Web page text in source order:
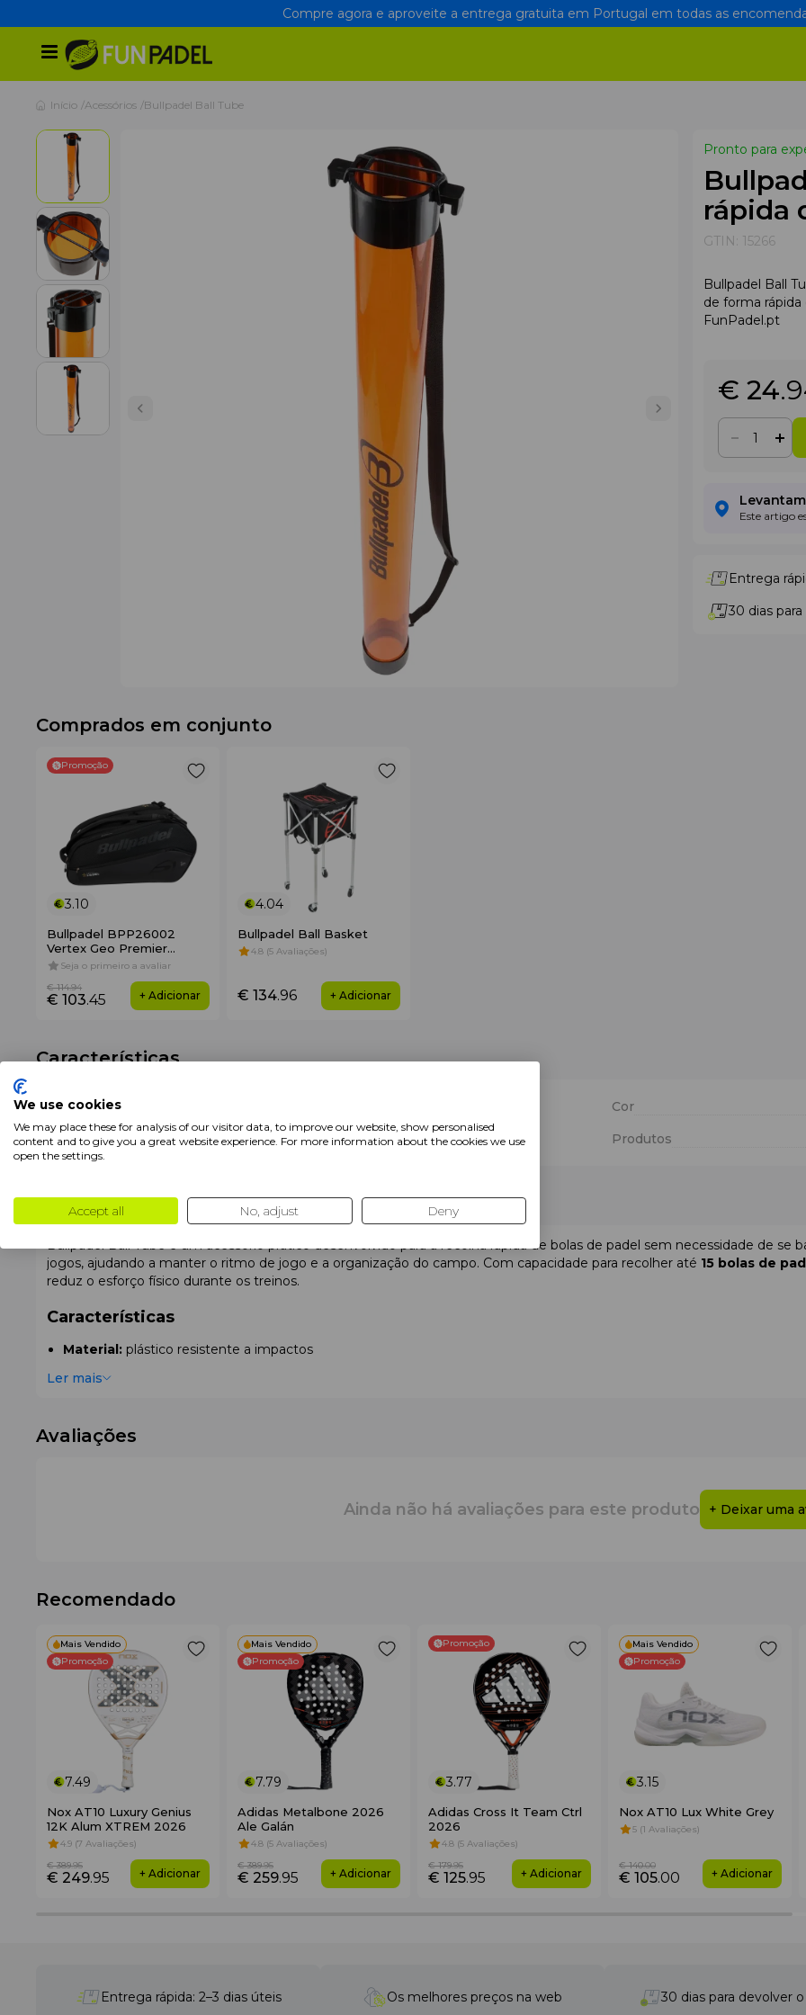
Compre agora e aproveite a entrega gratuita em Portugal em todas as
Início Acessórios Bullpadel Ball Tube
Pronto para
rápida
GTIN: 15266
Bullpadel Ball
de forma
FunPadel.pt
€ 24
Este artigo
Entrega
30 dias
Comprados em conjunto
Promoção
3.10
Bullpadel BPP26002
Vertex Geo Premier
Racket bag
Seja o primeiro a avaliar
€ 103.45
€ 114.94
+ Adicionar
4.04
Bullpadel Ball Basket
4.8 (5 Avaliações)
€ 134.96 + Adicionar
Características
Marca Cor
Formato
Vazio Produtos
Descrição
Bullpadel Ball Tube é um acessório prático desenvolvido para a recolha rápida de bolas de padel sem necessidade de se
jogos, ajudando a manter o ritmo de jogo e a organização do campo. Com capacidade para recolher até 15 bolas de
reduz o esforço físico durante os treinos.
Características
Material: plástico resistente a impactos
Textura:
Compatibilidade:
Capacidade:
Por que escolher o Bullpadel Ball Tube
Ler mais
Avaliações
Ainda não há avaliações para este produto + Deixar uma
Recomendado
Mais Vendido
Promoção
7.49
Nox AT10 Luxury Genius
12K Alum XTREM 2026
4.9 (7 Avaliações)
€ 249.95
€ 389.95
+ Adicionar
Mais Vendido
Promoção
7.79
Adidas Metalbone 2026
Ale Galán
4.8 (5 Avaliações)
€ 259.95
€ 389.95
+ Adicionar
Promoção
3.77
Adidas Cross It Team Ctrl
2026
4.8 (5 Avaliações)
€ 125.95
€ 179.95
+ Adicionar
Mais Vendido
Promoção
3.15
Nox AT10 Lux White Grey
5 (1 Avaliações)
€ 105.00
€ 140.00
+ Adicionar
Entrega rápida: 2–3 dias úteis Os melhores preços na web 30 dias para devolver
We use cookies
We may place these for analysis of our visitor data, to improve our website, show personalised
content and to give you a great website experience. For more information about the cookies we use
open the settings.
Accept all No, adjust Deny